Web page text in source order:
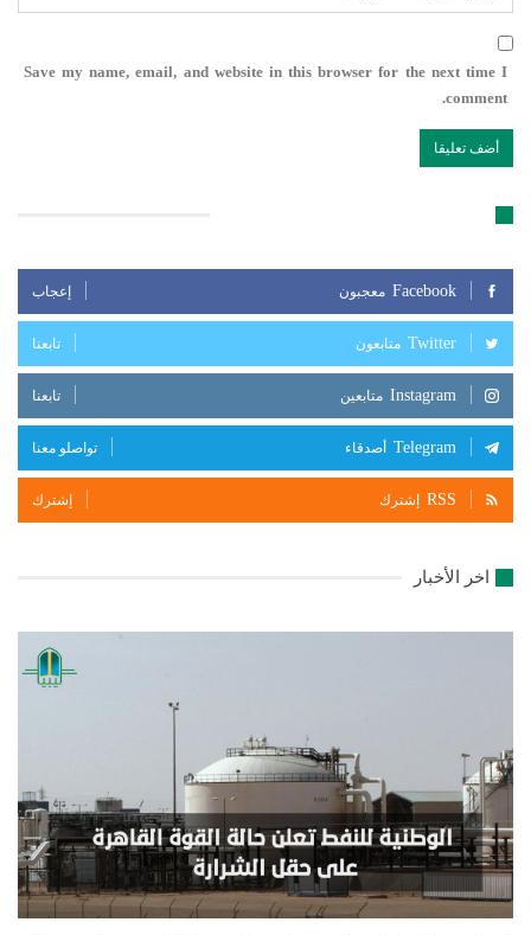
Save my name, email, and website in this browser for the next time I
comment.
Facebook معجبون إعجاب
Twitter متابعون تابعنا
Instagram متابعين تابعنا
Telegram أصدقاء تواصلو معنا
RSS إشترك إشترك
اخر الأخبار